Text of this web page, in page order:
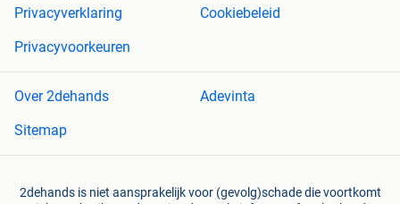
Privacyverklaring
Cookiebeleid
Privacyvoorkeuren
Over 2dehands
Adevinta
Sitemap
2dehands is niet aansprakelijk voor (gevolg)schade die voortkomt